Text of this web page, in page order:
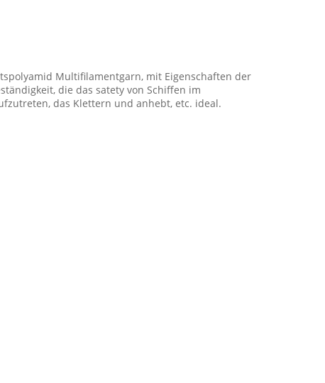
Multifilamentgarn, mit Eigenschaften der
die das satety von Schiffen im
das Klettern und anhebt, etc. ideal.